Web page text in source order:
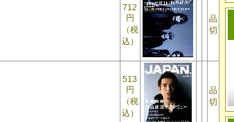
712
円
（税
込）
品
切
513
円
（税
込）
品
切